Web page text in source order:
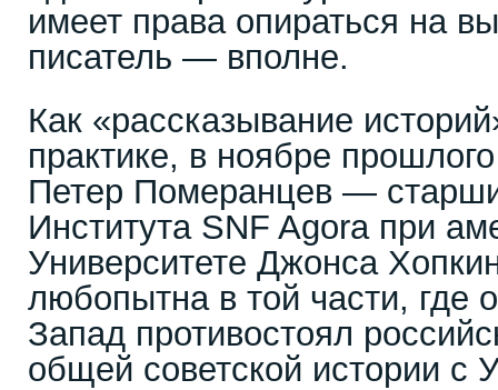
имеет права опираться на
писатель — вполне.
Как «рассказывание
практике, в ноябре
Петер Померанцев —
Института SNF Agora при
Университете Джонса
любопытна в той части, где
Запад противостоял
общей советской истории с